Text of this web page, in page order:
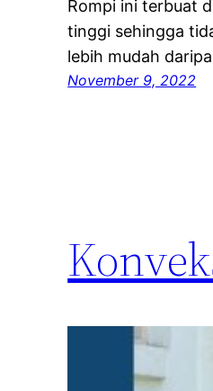
Rompi ini terbuat
tinggi sehingga
lebih mudah
November 9, 2022